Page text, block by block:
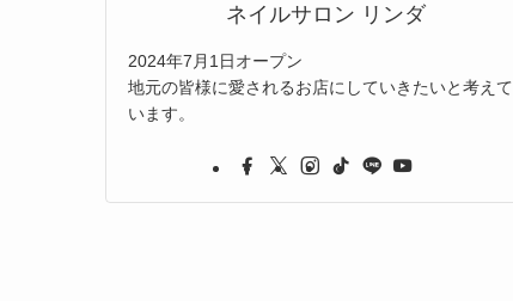
ネイルサロン リンダ
2024年7月1日オープン
地元の皆様に愛されるお店にしていきたいと考えて
います。